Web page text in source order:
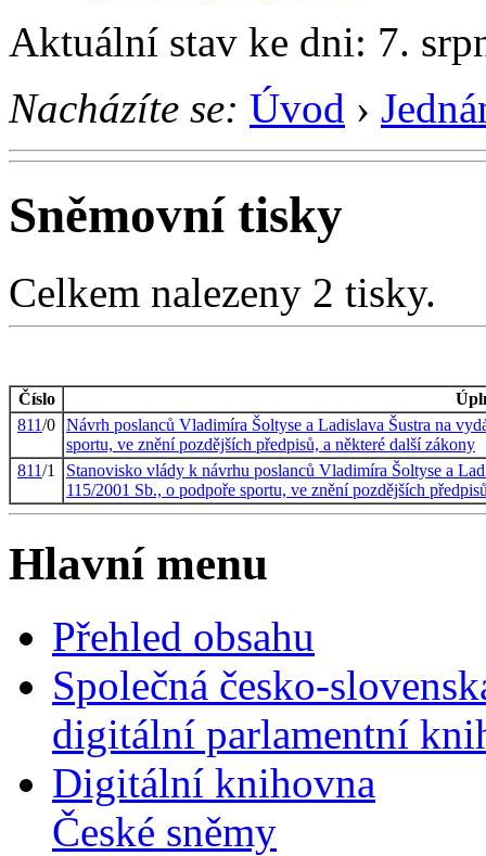
Aktuální stav ke dni: 7.
Nacházíte se: Úvod ›
Sněmovní tisky
Celkem nalezeny 2 tisky.
Číslo
811/0 Návrh poslanců Vladimíra Šoltyse a Ladislava Šustra na
sportu, ve znění pozdějších předpisů, a některé další zákony
811/1
Stanovisko vlády k návrhu poslanců Vladimíra Šoltyse a
115/2001 Sb., o podpoře sportu, ve znění pozdějších
Hlavní menu
Přehled obsahu
Společná česko-
digitální parlamentní
Digitální knihovna
České sněmy